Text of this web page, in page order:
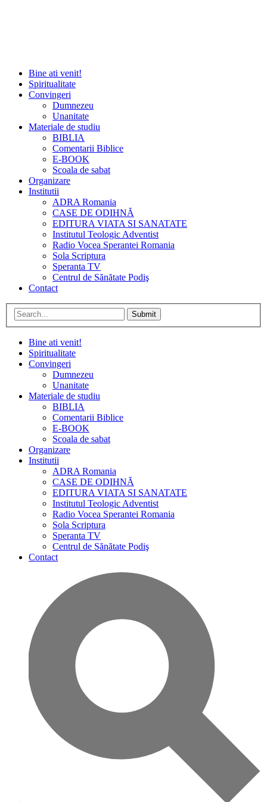
Bine ati venit!
Spiritualitate
Convingeri
Dumnezeu
Unanitate
Materiale de studiu
BIBLIA
Comentarii Biblice
E-BOOK
Scoala de sabat
Organizare
Institutii
ADRA Romania
CASE DE ODIHNĂ
EDITURA VIATA SI SANATATE
Institutul Teologic Adventist
Radio Vocea Sperantei Romania
Sola Scriptura
Speranta TV
Centrul de Sănătate Podiş
Contact
Submit
Bine ati venit!
Spiritualitate
Convingeri
Dumnezeu
Unanitate
Materiale de studiu
BIBLIA
Comentarii Biblice
E-BOOK
Scoala de sabat
Organizare
Institutii
ADRA Romania
CASE DE ODIHNĂ
EDITURA VIATA SI SANATATE
Institutul Teologic Adventist
Radio Vocea Sperantei Romania
Sola Scriptura
Speranta TV
Centrul de Sănătate Podiş
Contact